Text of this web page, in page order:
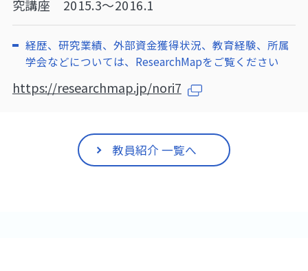
究講座 2015.3～2016.1
経歴、研究業績、外部資金獲得状況、教育経験、所属
学会などについては、ResearchMapをご覧ください
https://researchmap.jp/nori7
教員紹介 一覧へ